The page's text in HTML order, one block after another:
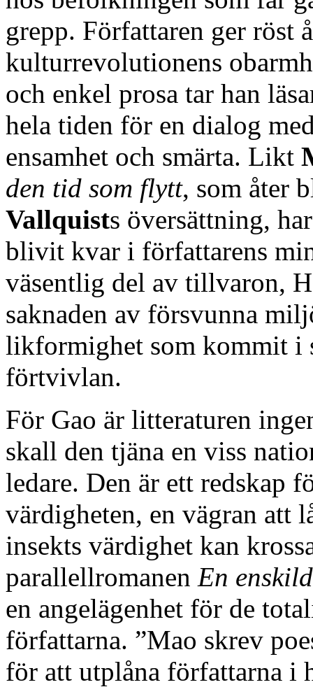
grepp. Författaren ger röst
kulturrevolutionens
och enkel prosa tar han
hela tiden för en dialog
ensamhet och smärta. Likt
den tid som flytt, som åter
Vallquists översättning,
blivit kvar i författarens
väsentlig del av tillvaron,
saknaden av försvunna
likformighet som kommit i
förtvivlan.
För Gao är litteraturen
skall den tjäna en viss
ledare. Den är ett redskap
värdigheten, en vägran att
insekts värdighet kan
parallellromanen En
en angelägenhet för de
författarna. ”Mao skrev
för att utplåna författarna i